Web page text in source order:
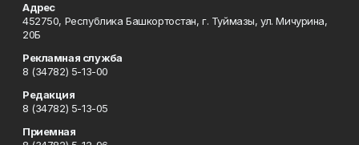
Адрес
452750, Республика Башкортостан, г. Туймазы, ул. Мичурина,
20Б
Рекламная служба
8 (34782) 5-13-00
Редакция
8 (34782) 5-13-05
Приемная